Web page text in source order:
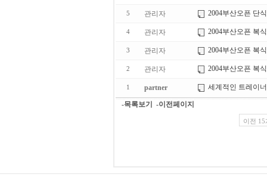
5 관리자 2004부산오픈 단
4 관리자 2004부산오픈 복
3 관리자 2004부산오픈 복
2 관리자 2004부산오픈 복
1 partner 세계적인 트레이
-목록보기 -이전페이지
이전 15